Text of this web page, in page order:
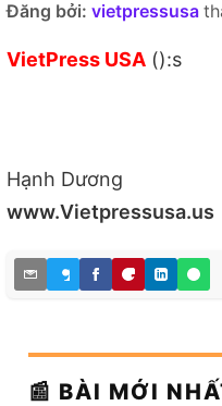
Đăng bởi: vietpressusa
VietPress USA ():s
Hạnh Dương
www.Vietpressusa.us
📰 BÀI MỚI